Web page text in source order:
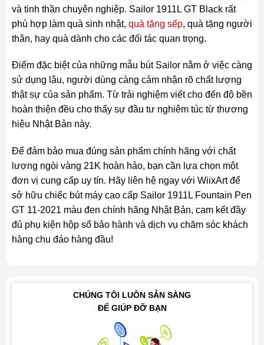
và tinh thần chuyên nghiệp. Sailor 1911L GT Black rất
phù hợp làm quà sinh nhật, quà tặng sếp, quà tặng người
thân, hay quà dành cho các đối tác quan trọng.
Điểm đặc biệt của những mẫu bút Sailor nằm ở việc càng
sử dụng lâu, người dùng càng cảm nhận rõ chất lượng
thật sự của sản phẩm. Từ trải nghiệm viết cho đến độ bền
hoàn thiện đều cho thấy sự đầu tư nghiêm túc từ thương
hiệu Nhật Bản này.
Để đảm bảo mua đúng sản phẩm chính hãng với chất
lượng ngòi vàng 21K hoàn hảo, bạn cần lựa chọn một
đơn vị cung cấp uy tín. Hãy liên hệ ngay với WiixArt để
sở hữu chiếc bút máy cao cấp Sailor 1911L Fountain Pen
GT 11-2021 màu đen chính hãng Nhật Bản, cam kết đầy
đủ phụ kiện hộp sổ bảo hành và dịch vụ chăm sóc khách
hàng chu đáo hàng đầu!
CHÚNG TÔI LUÔN SẴN SÀNG
ĐỂ GIÚP ĐỠ BẠN